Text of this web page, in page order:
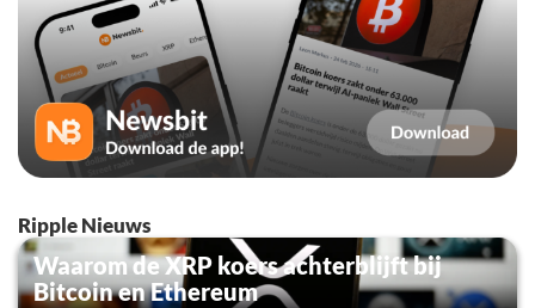
Ripple Nieuws
Waarom de XRP koers achterblijft bij
Bitcoin en Ethereum